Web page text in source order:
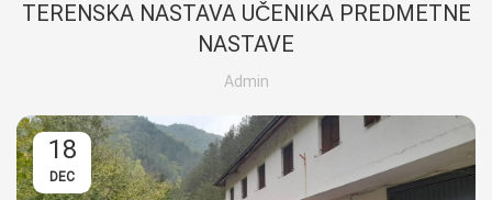
TERENSKA NASTAVA UČENIKA PREDMETNE
NASTAVE
Admin
18
DEC